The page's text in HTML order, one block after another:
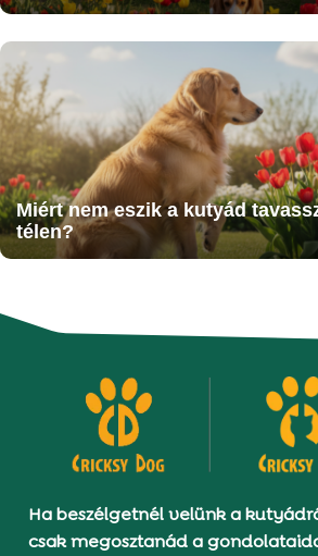
Miért nem eszik a kutyád
télen?
Ha beszélgetnél velünk a
csak megosztanád a